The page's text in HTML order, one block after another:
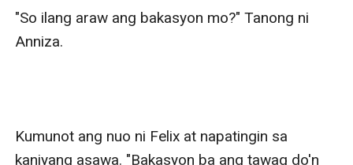
"So ilang araw ang bakasyon mo?" Tanong ni
Anniza.
Kumunot ang nuo ni Felix at napatingin sa
kaniyang asawa. "Bakasyon ba ang tawag do'n